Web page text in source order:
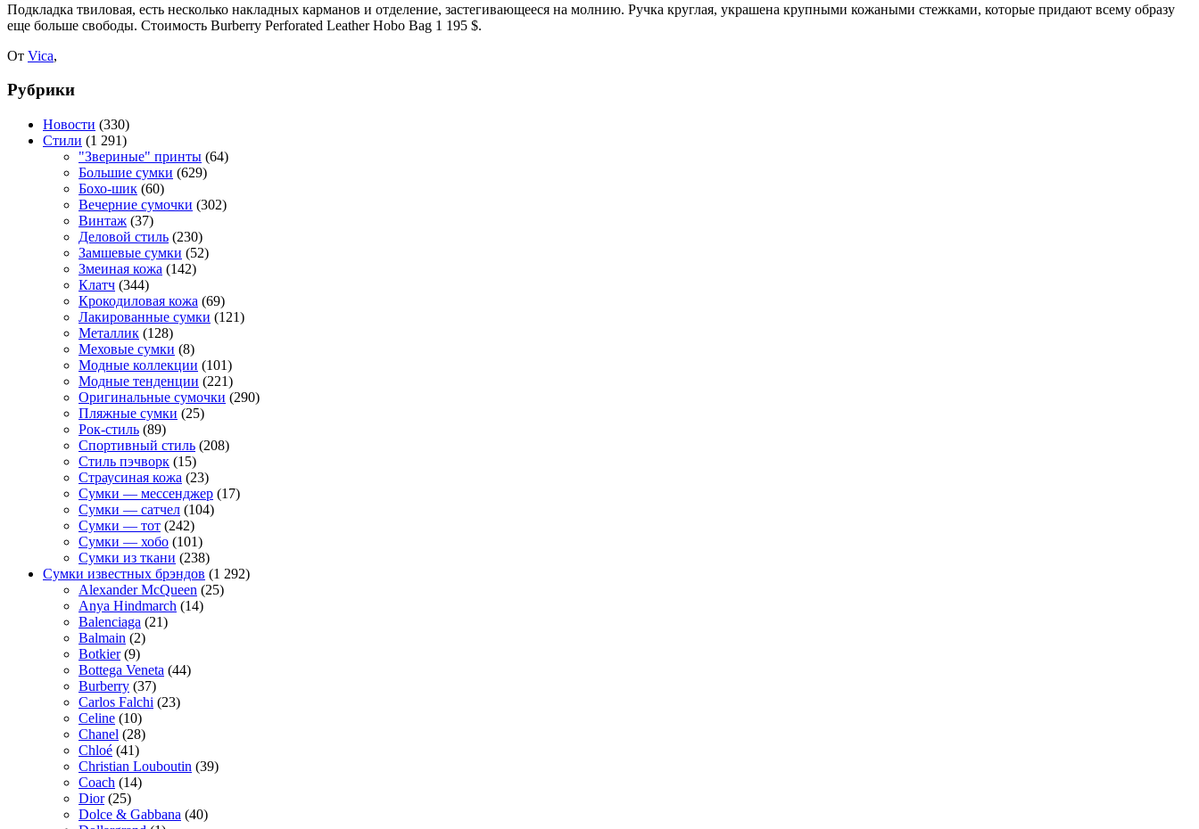
Подкладка твиловая, есть несколько накладных карманов и отделение, застегивающееся на молнию. Ручка круглая, украшена крупными кожаными стежками, которые придают всему образу
еще больше свободы. Стоимость Burberry Perforated Leather Hobo Bag 1 195 $.
От Vica,
Рубрики
Новости (330)
Стили (1 291)
"Звериные" принты (64)
Большие сумки (629)
Бохо-шик (60)
Вечерние сумочки (302)
Винтаж (37)
Деловой стиль (230)
Замшевые сумки (52)
Змеиная кожа (142)
Клатч (344)
Крокодиловая кожа (69)
Лакированные сумки (121)
Металлик (128)
Меховые сумки (8)
Модные коллекции (101)
Модные тенденции (221)
Оригинальные сумочки (290)
Пляжные сумки (25)
Рок-стиль (89)
Спортивный стиль (208)
Стиль пэчворк (15)
Страусиная кожа (23)
Сумки — мессенджер (17)
Сумки — сатчел (104)
Сумки — тот (242)
Сумки — хобо (101)
Сумки из ткани (238)
Сумки известных брэндов (1 292)
Alexander McQueen (25)
Anya Hindmarch (14)
Balenciaga (21)
Balmain (2)
Botkier(9)
Bottega Veneta (44)
Burberry (37)
Carlos Falchi (23)
Celine (10)
Chanel (28)
Chloé (41)
Christian Louboutin (39)
Coach (14)
Dior(25)
Dolce & Gabbana (40)